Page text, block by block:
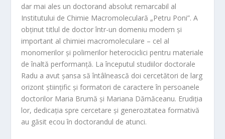
dar mai ales un doctorand absolut remarcabil al
Institutului de Chimie Macromoleculară „Petru Poni”. A
obținut titlul de doctor într-un domeniu modern și
important al chimiei macromoleculare – cel al
monomerilor și polimerilor heterociclici pentru materiale
de înaltă performanță. La începutul studiilor doctorale
Radu a avut șansa să întâlnească doi cercetători de larg
orizont științific și formatori de caractere în persoanele
doctorilor Maria Brumă și Mariana Dămăceanu. Erudiția
lor, dedicația spre cercetare și generozitatea formativă
au găsit ecou în doctorandul de atunci.